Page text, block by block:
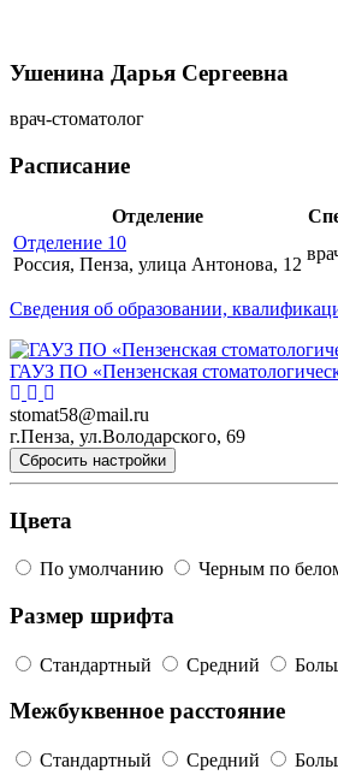
Ушенина Дарья Сергеевна
врач-стоматолог
Расписание
Отделение
Отделение 10
Россия, Пенза, улица Антонова, 12
Сведения об образовании,
ГАУЗ ПО «Пензенская
stomat58@mail.ru
г.Пенза, ул.Володарского, 69
Сбросить настройки
Цвета
По умолчанию Черным по
Размер шрифта
Стандартный Средний
Межбуквенное расстояние
Стандартный Средний